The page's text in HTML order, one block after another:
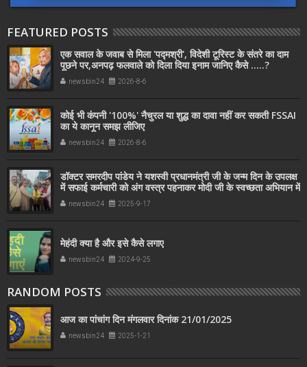
FEATURED POSTS
एक सवाल के जवाब से मिला 'पद्मश्री', विदेशी टूरिस्ट के संतरे का दाम
पूछने पर,अनपढ़ फलवाले को दिला दिया इनाम जानिए कैसे .....?
newsbin24 2026-8-6
कोई भी कंपनी '100%' नैचुरल या शुद्ध का दावा नहीं कर सकती FSSAI
का ये कानून समझ लीजिए
newsbin24 2026-8-6
डॉक्टर समरदीप पांडेय ने यशस्वी प्रधानमंत्री जी के जन्म दिन के उपलक्ष
में सफाई कर्मचारी को अंग वस्त्र पहनाकर मोदी जी के स्वच्छता अभियान में
सहयोग किया
newsbin24 2025-9-17
मेहंदी क्या है और इसे कैसे लगाए
newsbin24 2024-9-25
RANDOM POSTS
आज का पांचांग दिन मंगलवार दिनांक 21/01/2025
newsbin24 2025-1-21